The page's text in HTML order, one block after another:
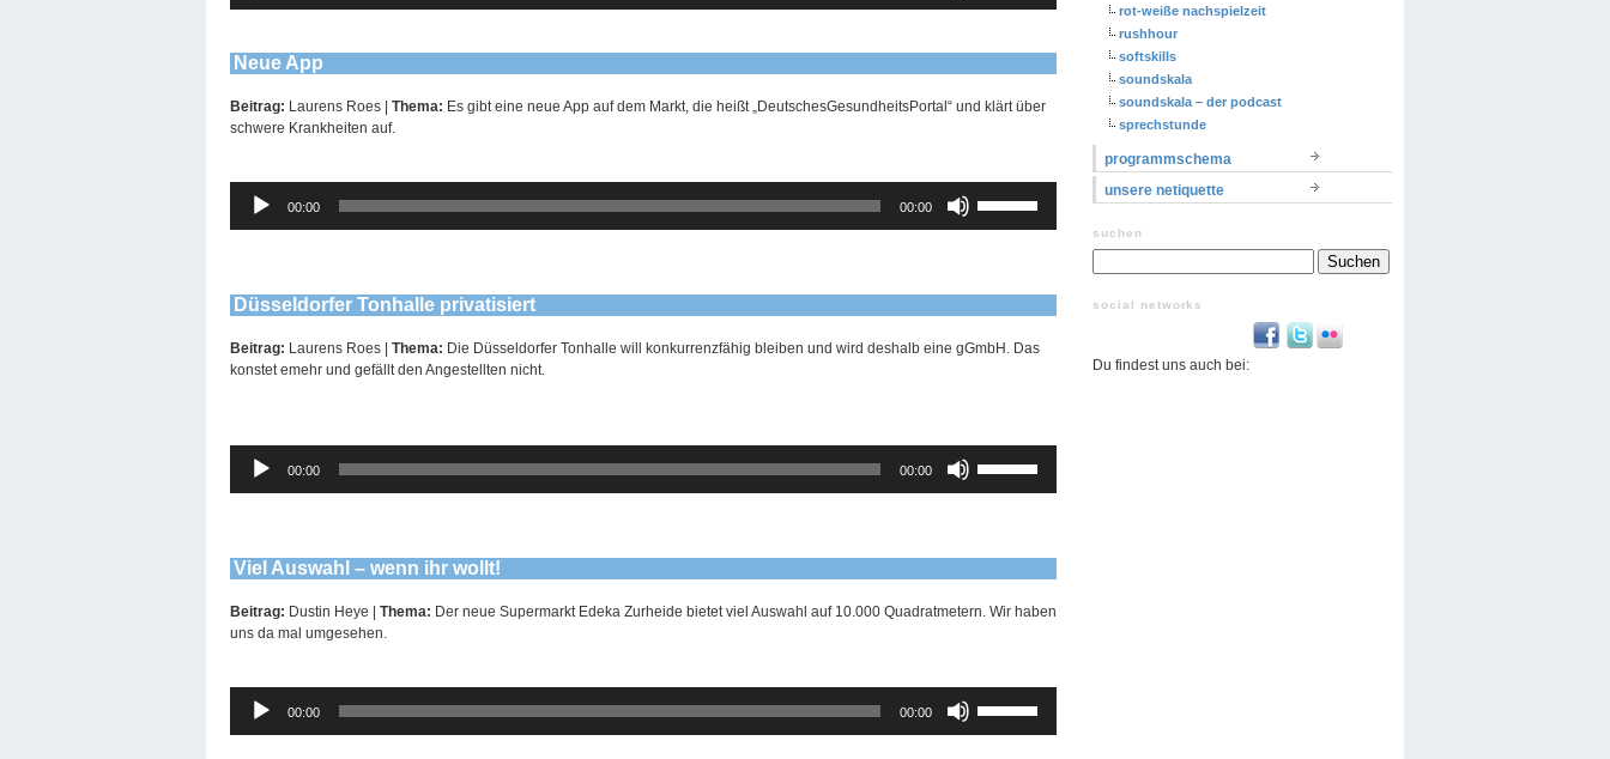
benutzen,
die
Lautstärke
zu
Neue App
Beitrag: Laurens Roes | Thema: Es gibt eine neue App auf dem Markt, die heißt „DeutschesGesundheitsPortal“ und klärt über
schwere Krankheiten auf.
Audio-
Player
00:00 00:00
Hoch/Runter
benutzen,
Lautstärke
zu
regeln.
Düsseldorfer Tonhalle privatisiert
Beitrag: Laurens Roes | Thema: Die Düsseldorfer Tonhalle will konkurrenzfähig bleiben und wird deshalb eine gGmbH. Das
konstet emehr und gefällt den Angestellten nicht.
Audio-
Player
00:00 00:00
Hoch/Runter
benutzen,
Lautstärke
zu
regeln.
Viel Auswahl – wenn ihr wollt!
Beitrag: Dustin Heye | Thema: Der neue Supermarkt Edeka Zurheide bietet viel Auswahl auf 10.000 Quadratmetern. Wir haben
uns da mal umgesehen.
Audio-
Player
00:00 00:00
Hoch/Runter
benutzen,
rot-weiße nachspielzeit
rushhour
softskills
soundskala
soundskala – der podcast
sprechstunde
programmschema
unsere netiquette
suchen
social networks
Du findest uns auch bei: